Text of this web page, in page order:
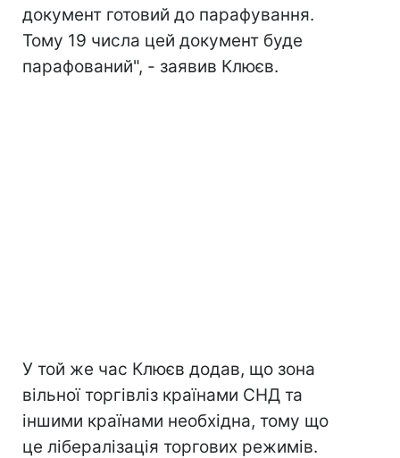
документ готовий до парафування.
Тому 19 числа цей документ буде
парафований", - заявив Клюєв.
У той же час Клюєв додав, що зона
вільної торгівліз країнами СНД та
іншими країнами необхідна, тому що
це лібералізація торгових режимів.